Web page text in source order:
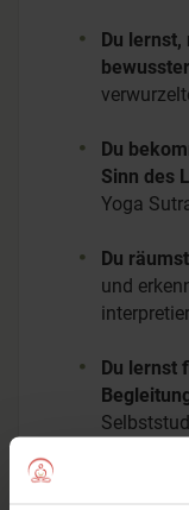
Du
Du
Sinn des
Yoga
Du
und
Du lernst